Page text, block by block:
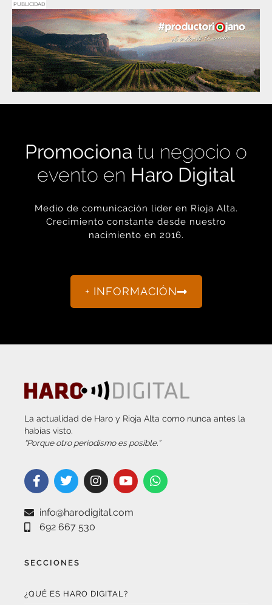
PUBLICIDAD
Promociona tu negocio o
evento en Haro Digital
Medio de comunicación líder en Rioja Alta.
Crecimiento constante desde nuestro
nacimiento en 2016.
+ INFORMACIÓN
La actualidad de Haro y Rioja Alta como nunca antes la
habías visto.
“Porque otro periodismo es posible.”
info@harodigital.com
692 667 530
SECCIONES
¿QUÉ ES HARO DIGITAL?